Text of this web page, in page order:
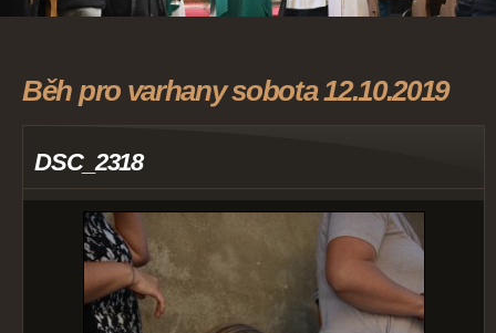
Běh pro varhany sobota 12.10.2019
DSC_2318